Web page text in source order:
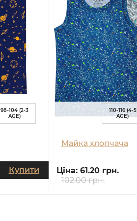
98-104 (2-3
AGE)
Купити
110-116 (4-5
AGE)
Майка хлопчача
Ціна: 61.20 грн.
102.00 грн.